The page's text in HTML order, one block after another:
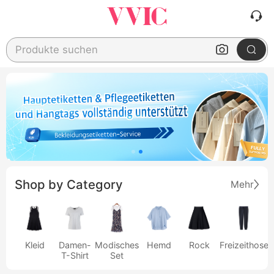
Produkte suchen
Shop by Category Mehr
Kleid
Damen-
T-Shirt
Modisches
Set
Hemd Rock Freizeithose